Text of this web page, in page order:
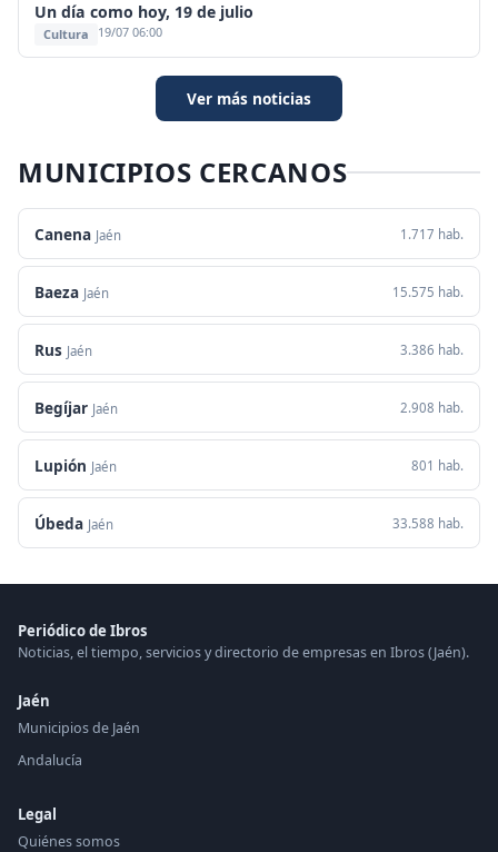
Un día como hoy, 19 de julio
Cultura 19/07 06:00
Ver más noticias
MUNICIPIOS CERCANOS
Canena Jaén 1.717 hab.
Baeza Jaén 15.575 hab.
Rus Jaén 3.386 hab.
Begíjar Jaén 2.908 hab.
Lupión Jaén 801 hab.
Úbeda Jaén 33.588 hab.
Periódico de Ibros
Noticias, el tiempo, servicios y directorio de empresas en Ibros (Jaén).
Jaén
Municipios de Jaén
Andalucía
Legal
Quiénes somos